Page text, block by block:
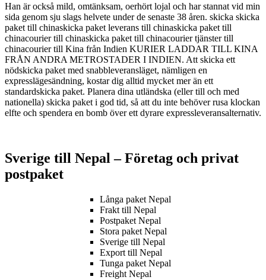
Han är också mild, omtänksam, oerhört lojal och har stannat vid min
sida genom sju slags helvete under de senaste 38 åren. skicka skicka
paket till chinaskicka paket leverans till chinaskicka paket till
chinacourier till chinaskicka paket till chinacourier tjänster till
chinacourier till Kina från Indien KURIER LADDAR TILL KINA
FRÅN ANDRA METROSTADER I INDIEN. Att skicka ett
nödskicka paket med snabbleveransläget, nämligen en
expresslägesändning, kostar dig alltid mycket mer än ett
standardskicka paket. Planera dina utländska (eller till och med
nationella) skicka paket i god tid, så att du inte behöver rusa klockan
elfte och spendera en bomb över ett dyrare expressleveransalternativ.
Sverige till Nepal – Företag och privat
postpaket
Långa paket Nepal
Frakt till Nepal
Postpaket Nepal
Stora paket Nepal
Sverige till Nepal
Export till Nepal
Tunga paket Nepal
Freight Nepal